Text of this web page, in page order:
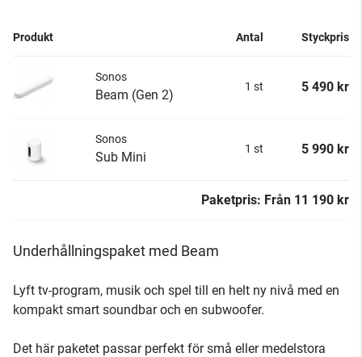
Produkt Antal Styckpris
Sonos
Beam (Gen 2)
1 st 5 490 kr
Sonos
Sub Mini
1 st 5 990 kr
Paketpris: Från 11 190 kr
Underhållningspaket med Beam
Lyft tv-program, musik och spel till en helt ny nivå med en
kompakt smart soundbar och en subwoofer.
Det här paketet passar perfekt för små eller medelstora